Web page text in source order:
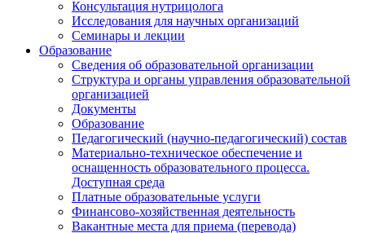
Консультация нутрицолога
Исследования для научных организаций
Семинары и лекции
Образование
Сведения об образовательной организации
Структура и органы управления образовательной
организацией
Документы
Образование
Педагогический (научно-педагогический) состав
Материально-техническое обеспечение и
оснащенность образовательного процесса.
Доступная среда
Платные образовательные услуги
Финансово-хозяйственная деятельность
Вакантные места для приема (перевода)